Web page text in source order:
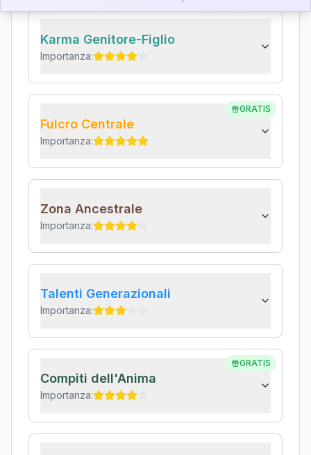
Karma Genitore-Figlio
Importanza:
GRATIS
Fulcro Centrale
Importanza:
Zona Ancestrale
Importanza:
Talenti Generazionali
Importanza:
GRATIS
Compiti dell'Anima
Importanza: